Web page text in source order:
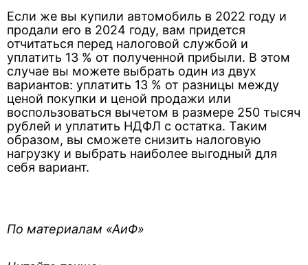
Если же вы купили автомобиль в 2022 году и
продали его в 2024 году, вам придется
отчитаться перед налоговой службой и
уплатить 13 % от полученной прибыли. В этом
случае вы можете выбрать один из двух
вариантов: уплатить 13 % от разницы между
ценой покупки и ценой продажи или
воспользоваться вычетом в размере 250 тысяч
рублей и уплатить НДФЛ с остатка. Таким
образом, вы сможете снизить налоговую
нагрузку и выбрать наиболее выгодный для
себя вариант.
По материалам «АиФ»